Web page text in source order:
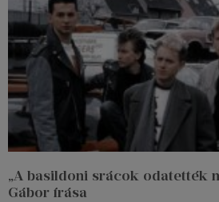
„A basildoni srácok odatették
Gábor írása